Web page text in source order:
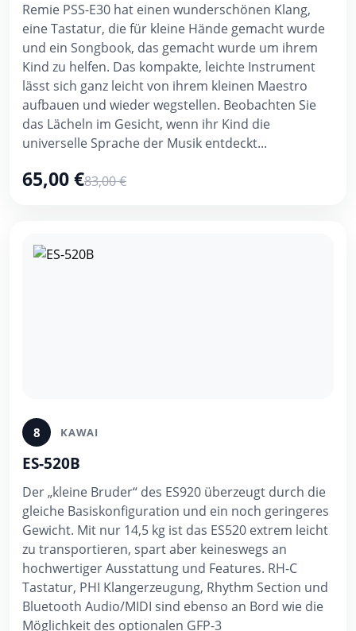
Remie PSS-E30 hat einen wunderschönen Klang,
eine Tastatur, die für kleine Hände gemacht wurde
und ein Songbook, das gemacht wurde um ihrem
Kind zu helfen. Das kompakte, leichte Instrument
lässt sich ganz leicht von ihrem kleinen Maestro
aufbauen und wieder wegstellen. Beobachten Sie
das Lächeln im Gesicht, wenn ihr Kind die
universelle Sprache der Musik entdeckt...
65,00 €83,00 €
8 KAWAI
ES-520B
Der „kleine Bruder“ des ES920 überzeugt durch die
gleiche Basiskonfiguration und ein noch geringeres
Gewicht. Mit nur 14,5 kg ist das ES520 extrem leicht
zu transportieren, spart aber keineswegs an
hochwertiger Ausstattung und Features. RH-C
Tastatur, PHI Klangerzeugung, Rhythm Section und
Bluetooth Audio/MIDI sind ebenso an Bord wie die
Möglichkeit des optionalen GFP-3